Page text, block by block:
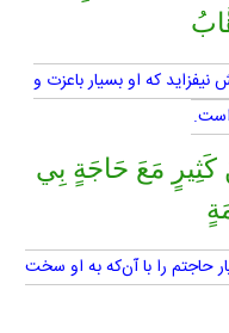
كه او بسيار باعزت و
كَثِيرٍ مَعَ حَاجَةٍ بِي
حاجتم را با آن‌كه به او سخت